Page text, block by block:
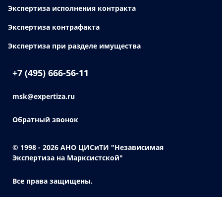
Экспертиза исполнения контракта
Экспертиза контрафакта
Экспертиза при разделе имущества
+7 (495) 666-56-11
msk@expertiza.ru
Обратный звонок
© 1998 - 2026 АНО ЦИСиТИ "Независимая
Экспертиза на Марксистской"
Все права защищены.